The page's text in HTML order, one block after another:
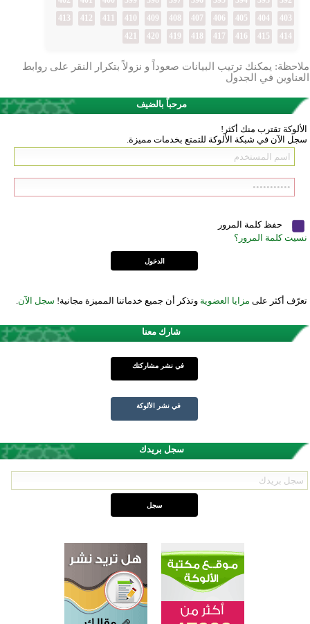
403
404
405
406
407
408
409
410
411
412
413
414
415
416
417
418
419
420
421
ملاحظة: يمكنك ترتيب البيانات صعوداً و نزولاً بتكرار النقر على روابط
العناوين في الجدول
مرحباً بالضيف
الألوكة تقترب منك أكثر!
سجل الآن في شبكة الألوكة للتمتع بخدمات مميزة.
حفظ كلمة المرور
نسيت كلمة المرور؟
تعرّف أكثر على مزايا العضوية وتذكر أن جميع خدماتنا المميزة مجانية! سجل الآن.
شارك معنا
في نشر مشاركتك
في نشر الألوكة
سجل بريدك